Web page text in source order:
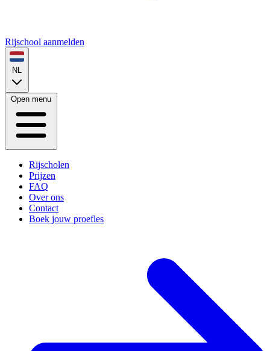
Rijschool aanmelden
NL
Open menu
Rijscholen
Prijzen
FAQ
Over ons
Contact
Boek jouw proefles